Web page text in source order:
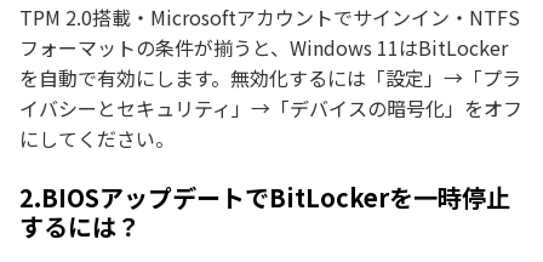
TPM 2.0搭載・Microsoftアカウントでサインイン・NTFS
フォーマットの条件が揃うと、Windows 11はBitLocker
を自動で有効にします。無効化するには「設定」→「プラ
イバシーとセキュリティ」→「デバイスの暗号化」をオフ
にしてください。
2.BIOSアップデートでBitLockerを一時停止
するには？